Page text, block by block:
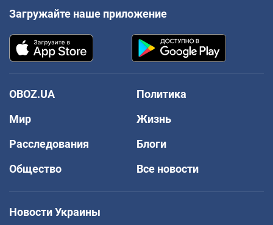
Загружайте наше приложение
OBOZ.UA
Политика
Мир
Жизнь
Расследования
Блоги
Общество
Все новости
Новости Украины